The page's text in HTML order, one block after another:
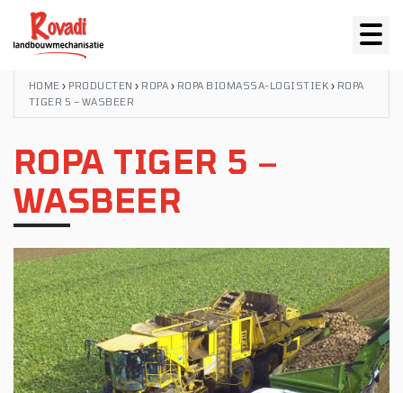
HOME › PRODUCTEN › ROPA › ROPA BIOMASSA-LOGISTIEK › ROPA
TIGER 5 – WASBEER
ROPA TIGER 5 –
WASBEER